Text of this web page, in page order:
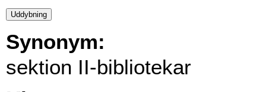
Synonym:
sektion II-bibliotekar